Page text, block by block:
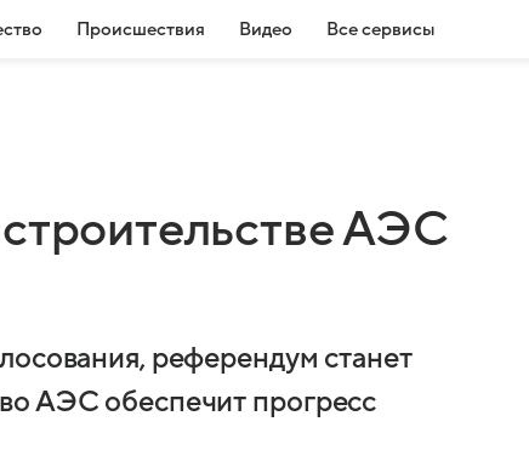
Происшествия Видео Все сервисы
АЭС
референдум станет
АЭС обеспечит прогресс